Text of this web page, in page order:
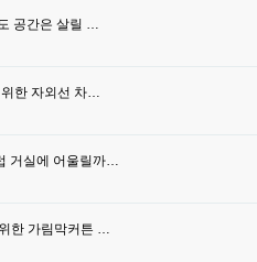
공간은 살릴 …
위한 자외선 차…
거실에 어울릴까…
한 가림막커튼 …